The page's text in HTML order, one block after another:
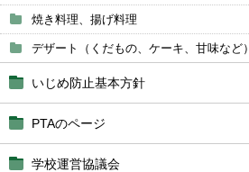
焼き料理、揚げ料理
デザート（くだもの、ケーキ、甘味など）
いじめ防止基本方針
PTAのページ
学校運営協議会